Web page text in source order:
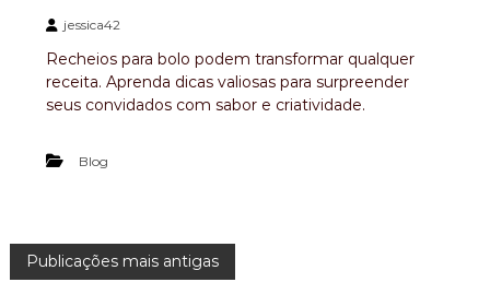
jessica42
Recheios para bolo podem transformar qualquer
receita. Aprenda dicas valiosas para surpreender
seus convidados com sabor e criatividade.
Blog
N
Publicações mais antigas